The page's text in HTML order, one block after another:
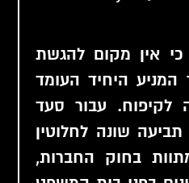
אין מקום להגשת
היחיד העומד
לקיפוח. עבור סעד
שונה לחלוטין
בחוק החברות,